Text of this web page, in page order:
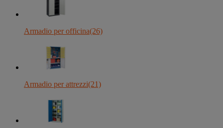
Armadio per officina(26)
Armadio per attrezzi(21)